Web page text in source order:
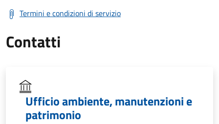
Termini e condizioni di servizio
Contatti
Ufficio ambiente, manutenzioni e
patrimonio